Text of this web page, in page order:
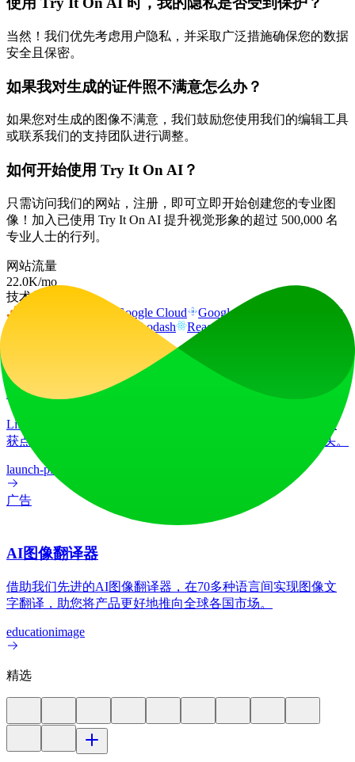
当然！我们优先考虑用户隐私，并采取广泛措施确保您的数据
安全且保密。
如果我对生成的证件照不满意怎么办？
如果您对生成的图像不满意，我们鼓励您使用我们的编辑工具
或联系我们的支持团队进行调整。
如何开始使用 Try It On AI？
只需访问我们的网站，注册，即可立即开始创建您的专业图
像！加入已使用 Try It On AI 提升视觉形象的超过 500,000 名
专业人士的行列。
网站流量
22.0K/mo
技术栈
Google Cloud Google Cloud CDN
Lodash React
LiftOff
LiftOff 是一个面向创客的产品发布平台，用于发布产品、收
获点赞、获得关注，并与热爱未来的社区共同构建发展势头。
launch-platform
广告
AI图像翻译器
借助我们先进的AI图像翻译器，在70多种语言间实现图像文
字翻译，助您将产品更好地推向全球各国市场。
educationimage
精选